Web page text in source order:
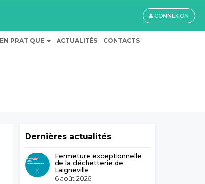
EN PRATIQUE ACTUALITÉS CONTACTS
CONNEXION
Dernières actualités
Fermeture exceptionnelle
de la déchetterie de
Laigneville
6 août 2026